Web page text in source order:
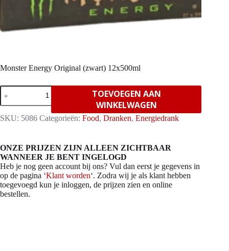
Monster Energy Original (zwart) 12x500ml
Monster
Energy
Original
(zwart)
TOEVOEGEN AAN
WINKELWAGEN
SKU: 5086 Categorieën: Food, Dranken, Energiedrank
ONZE PRIJZEN ZIJN ALLEEN ZICHTBAAR
WANNEER JE BENT INGELOGD
Heb je nog geen account bij ons? Vul dan eerst je gegevens in
op de pagina ‘Klant worden‘. Zodra wij je als klant hebben
toegevoegd kun je inloggen, de prijzen zien en online
bestellen.